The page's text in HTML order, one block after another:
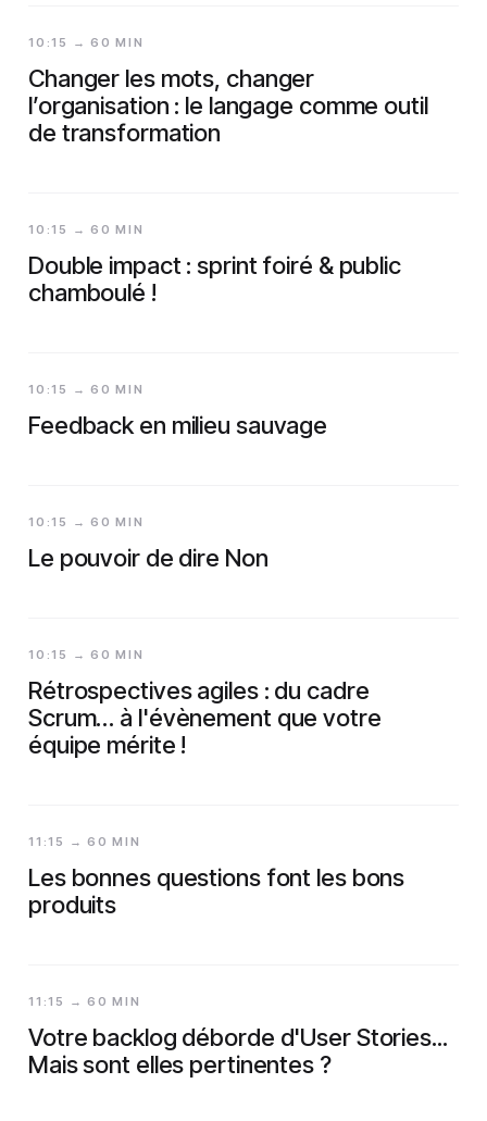
10:15 → 60 MIN
Changer les mots, changer
l’organisation : le langage comme outil
de transformation
10:15 → 60 MIN
Double impact : sprint foiré & public
chamboulé !
10:15 → 60 MIN
Feedback en milieu sauvage
10:15 → 60 MIN
Le pouvoir de dire Non
10:15 → 60 MIN
Rétrospectives agiles : du cadre
Scrum… à l'évènement que votre
équipe mérite !
11:15 → 60 MIN
Les bonnes questions font les bons
produits
11:15 → 60 MIN
Votre backlog déborde d'User Stories...
Mais sont elles pertinentes ?